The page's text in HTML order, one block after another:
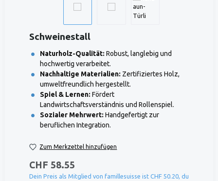
Schweinestall
Naturholz-Qualität: Robust, langlebig und
hochwertig verarbeitet.
Nachhaltige Materialien: Zertifiziertes Holz,
umweltfreundlich hergestellt.
Spiel & Lernen: Fördert
Landwirtschaftsverständnis und Rollenspiel.
Sozialer Mehrwert: Handgefertigt zur
beruflichen Integration.
Zum Merkzettel hinzufügen
CHF 58.55
Dein Preis als Mitglied von famillesuisse ist CHF 50.20, du